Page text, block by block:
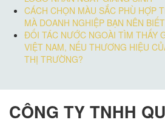
CÁCH CHỌN MÀU SẮC PHÙ HỢP
MÀ DOANH NGHIỆP BẠN NÊN BIẾT
ĐỐI TÁC NƯỚC NGOÀI TÌM THẤY
VIỆT NAM, NẾU THƯƠNG HIỆU
THỊ TRƯỜNG?
CÔNG TY TNHH